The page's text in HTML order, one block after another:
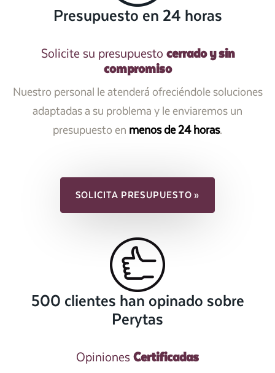
Presupuesto en 24 horas
Solicite su presupuesto cerrado y sin
compromiso
Nuestro personal le atenderá ofreciéndole soluciones
adaptadas a su problema y le enviaremos un
presupuesto en menos de 24 horas.
SOLICITA PRESUPUESTO »
500 clientes han opinado sobre
Perytas
Opiniones Certificadas